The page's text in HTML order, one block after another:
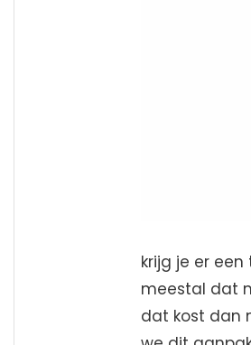
krijg je er
meestal dat
dat kost dan